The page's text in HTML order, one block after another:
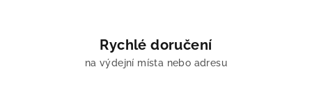
Rychlé doručení
na výdejní místa nebo adresu